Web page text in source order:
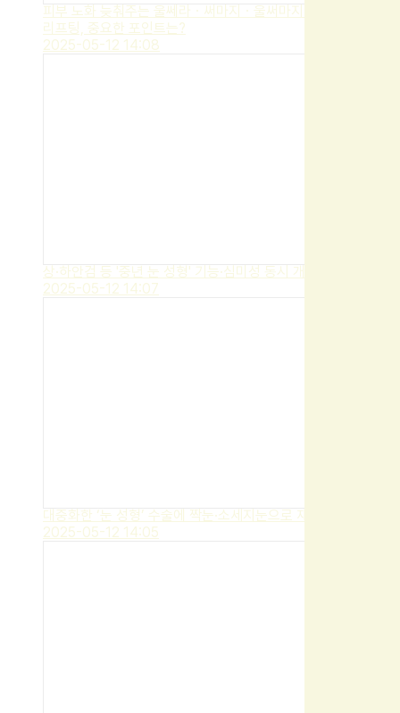
피부 노화 늦춰주는 울쎄라ㆍ써마지ㆍ울써마지 안티에이징
리프팅, 중요한 포인트는?
2025-05-12 14:08
상·하안검 등 '중년 눈 성형' 기능·심미성 동시 개선해야
2025-05-12 14:07
대중화한 ‘눈 성형’ 수술에 짝눈·소세지눈으로 재수술도 많아
2025-05-12 14:05